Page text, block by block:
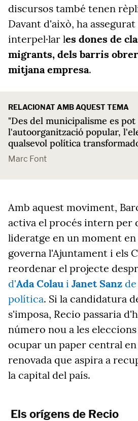
discursos també tenen
Davant d'això, ha
interpel·lar les dones de
migrants, dels barris
mitjana empresa.
RELACIONAT AMB AQUEST TEMA
"Des del municipalisme es
l'autoorganització popular,
qualsevol política
Marc Font
Amb aquest moviment,
activa el procés intern per
lideratge en un moment en
governa l'Ajuntament i els
reordenar el projecte
d'Ada Colau i Janet Sanz
política. Si la candidatura
s'imposa, Recio passaria
número nou a les
ocupar un paper central
renovada que aspira a
la capital del país.
Els orígens de Recio